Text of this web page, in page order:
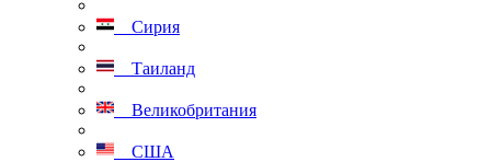
Сирия
Таиланд
Великобритания
США